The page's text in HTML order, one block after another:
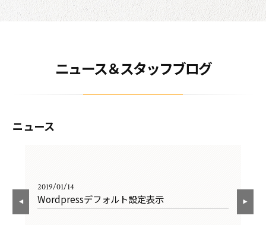
ニュース＆スタッフブログ
ニュース
2019/01/14
Wordpressデフォルト設定表示